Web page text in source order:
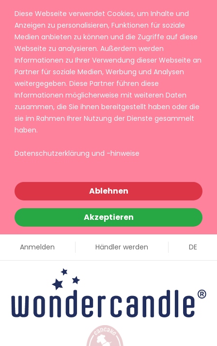
Diese Webseite verwendet Cookies, um Inhalte und
Anzeigen zu personalisieren, Funktionen für soziale
Medien anbieten zu können und die Zugriffe auf diese
Webseite zu analysieren. Außerdem werden
Informationen zu Ihrer Verwendung dieser Webseite an
Partner für soziale Medien, Werbung und Analysen
weitergegeben. Diese Partner führen diese
Informationen möglicherweise mit weiteren Daten
zusammen, die Sie ihnen bereitgestellt haben oder die
sie im Rahmen Ihrer Nutzung der Dienste gesammelt
haben.
Datenschutzerklärung und -hinweise
Ablehnen
Akzeptieren
Anmelden Händler werden DE